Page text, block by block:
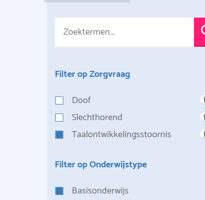
Filter op Zorgvraag
Doof
Slechthorend
Taalontwikkelingsstoornis
Filter op Onderwijstype
Basisonderwijs